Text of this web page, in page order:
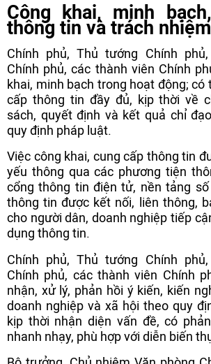
Công khai, minh
thông tin và trách
Chính phủ, Thủ tướng Chính
Chính phủ, các thành viên Chính
khai, minh bạch trong hoạt động; có
cấp thông tin đầy đủ, kịp thời về
sách, quyết định và kết quả chỉ
quy định pháp luật.
Việc công khai, cung cấp thông tin
yếu thông qua các phương tiện
cổng thông tin điện tử, nền tảng
thông tin được kết nối, liên thông,
cho người dân, doanh nghiệp tiếp
dụng thông tin.
Chính phủ, Thủ tướng Chính
Chính phủ, các thành viên Chính
nhận, xử lý, phản hồi ý kiến, kiến
doanh nghiệp và xã hội theo quy
kịp thời nhận diện vấn đề, có
nhanh nhạy, phù hợp với diễn biến